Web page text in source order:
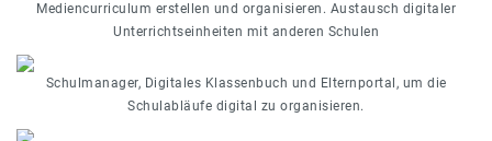
Mediencurriculum erstellen und organisieren. Austausch digitaler
Unterrichtseinheiten mit anderen Schulen
Schulmanager, Digitales Klassenbuch und Elternportal, um die
Schulabläufe digital zu organisieren.